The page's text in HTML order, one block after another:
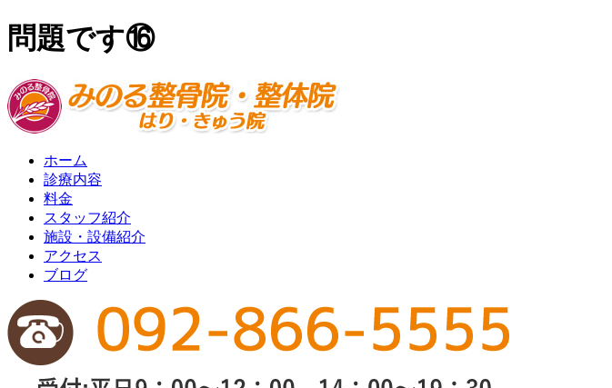
問題です⑯
ホーム
診療内容
料金
スタッフ紹介
施設・設備紹介
アクセス
ブログ